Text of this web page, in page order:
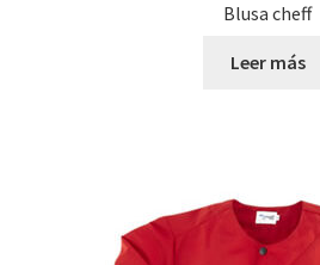
Blusa cheff
Leer más